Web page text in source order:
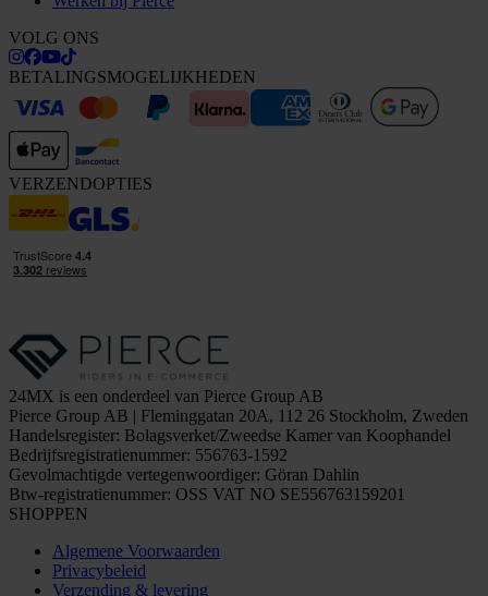
VOLG ONS
BETALINGSMOGELIJKHEDEN
VERZENDOPTIES
24MX is een onderdeel van Pierce Group AB
Pierce Group AB | Fleminggatan 20A, 112 26 Stockholm, Zweden
Handelsregister: Bolagsverket/Zweedse Kamer van Koophandel
Bedrijfsregistratienummer: 556763-1592
Gevolmachtigde vertegenwoordiger: Göran Dahlin
Btw-registratienummer: OSS VAT NO SE556763159201
SHOPPEN
Algemene Voorwaarden
Privacybeleid
Verzending & levering